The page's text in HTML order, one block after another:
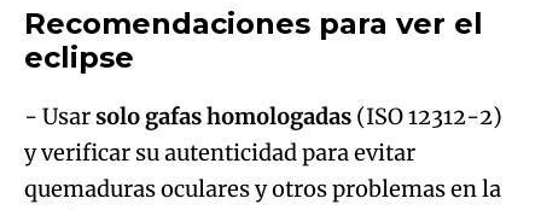
Recomendaciones para ver el
eclipse
- Usarsolo gafas homologadas (ISO 12312-2)
y verificar su autenticidad para evitar
quemaduras oculares y otros problemas en la